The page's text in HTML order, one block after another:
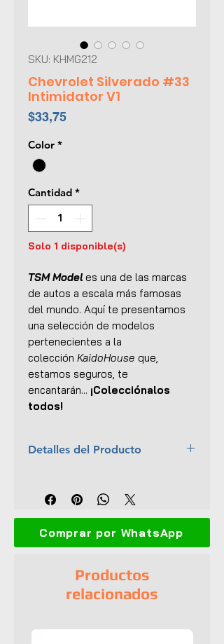
SKU: KHMG212
Chevrolet Silverado #33
Intimidator V1
$33,75Precio
Color *
Cantidad *
Solo 1 disponible(s)
TSM Model es una de las marcas
de autos a escala más famosas
del mundo. Aquí te presentamos
una selección de modelos
pertenecientes a la
colección KaidoHouse que,
estamos seguros, te
encantarán... ¡Colecciónalos
todos!
Detalles del Producto
Colección:
KaidoHouse x Mini GT
Material:Cuerpo y base de
metal
Dimensiones (L x An x Al):9 x
Interior y exterior detallados
Abre capó y balde
Comprar por WhatsApp
Productos
relacionados